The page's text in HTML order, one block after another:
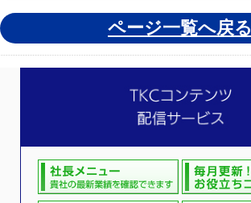
ページ一覧へ戻る